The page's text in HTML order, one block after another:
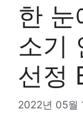
한 눈
소기
선정
2022년 05월